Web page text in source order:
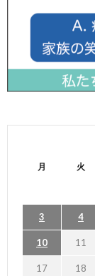
月 火
3 4
10 11
17 18